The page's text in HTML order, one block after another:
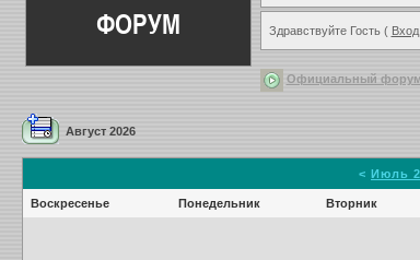
ФОРУМ Здравствуйте Гость ( Вход
Официальный
Август 2026
< Июль
Воскресенье Понедельник Вторник